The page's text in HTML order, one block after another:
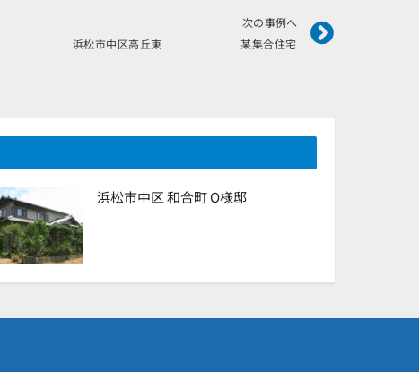
次の事例へ
施工 浜松市中区高丘東 某集合住宅
Next
浜松市中区 和合町 O様邸